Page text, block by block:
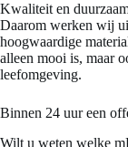
Kwaliteit en
Daarom werken wij
hoogwaardige
alleen mooi is, maar
leefomgeving.
Binnen 24 uur een
Wilt u weten welke